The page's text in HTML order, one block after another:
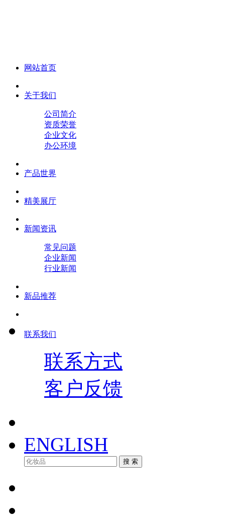
网站首页
关于我们
公司简介
资质荣誉
企业文化
办公环境
产品世界
精美展厅
新闻资讯
常见问题
企业新闻
行业新闻
新品推荐
联系我们
联系方式
客户反馈
ENGLISH